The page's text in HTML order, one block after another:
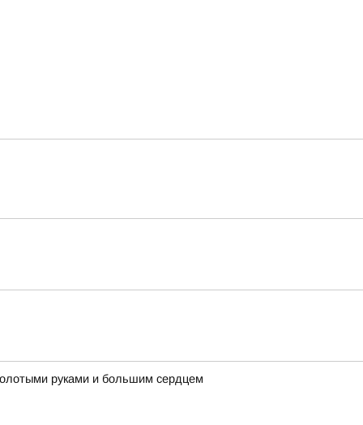
руками и большим сердцем